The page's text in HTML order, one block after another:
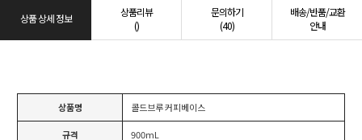
상품 상세 정보
상품리뷰
()
문의하기
(40)
배송/반품/교환
안내
상품명 콜드브루 커피베이스
규격 900mL